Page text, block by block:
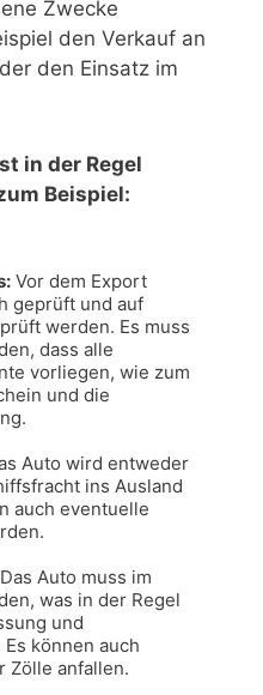
Zwecke
den Verkauf an
den Einsatz im
in der Regel
Beispiel:
Vor dem Export
geprüft und auf
werden. Es muss
dass alle
vorliegen, wie zum
und die
Auto wird entweder
ins Ausland
auch eventuelle
Das Auto muss im
was in der Regel
und
können auch
Zölle anfallen.